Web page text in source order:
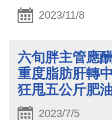
2023/11/8
六旬胖主管應
重度脂肪肝轉
狂甩五公斤肥
2023/7/5